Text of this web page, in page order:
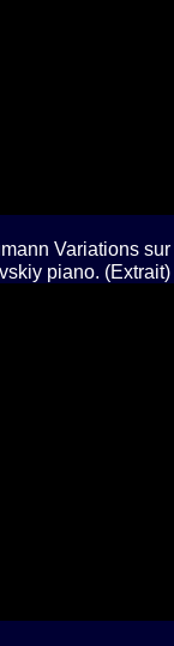
Variations
piano. (Extrait)